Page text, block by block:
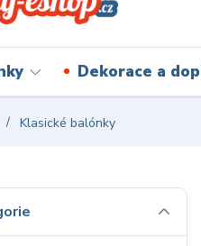
Dekorace a
Klasické balónky